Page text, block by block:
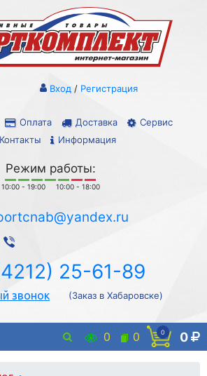
Оплата Доставка
Сервис
Контакты
Информация
Вход / Регистрация
Режим работы:
10:00 - 19:00 10:00 - 18:00
25-61-89
звонок (Заказ в Хабаровске)
0 0 0 0